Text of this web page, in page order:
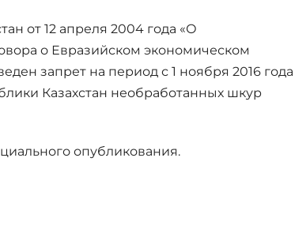
от 12 апреля 2004 года «О
о Евразийском экономическом
запрет на период с 1 ноября 2016 года
Казахстан необработанных шкур
опубликования.